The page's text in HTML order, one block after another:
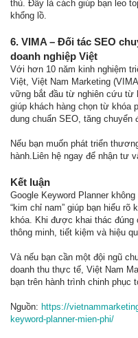
thủ. Đây là cách giúp bạn leo
khổng lồ.
6. VIMA – Đối tác SEO
doanh nghiệp Việt
Với hơn 10 năm kinh nghiệm
Việt, Việt Nam Marketing
vững bắt đầu từ nghiên cứu từ
giúp khách hàng chọn từ khóa
dung chuẩn SEO, tăng
Nếu bạn muốn phát triển
hành.Liên hệ ngay để nhận tư
Kết luận
Google Keyword Planner
“kim chỉ nam” giúp bạn hiểu
khóa. Khi được khai thác
thông minh, tiết kiệm và hiệu
Và nếu bạn cần một đội ngũ
doanh thu thực tế, Việt Nam
bạn trên hành trình chinh phục
Nguồn: https://
keyword-planner-mien-phi/